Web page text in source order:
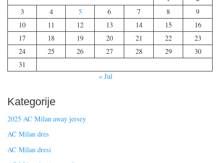
3
4 5 6 7 8
9
10
11 12 13 14 15
16
17
18 19 20 21 22
23
24
25 26 27 28 29
30
31
« Jul
Kategorije
2025 AC Milan away jersey
AC Milan dres
AC Milan dresi